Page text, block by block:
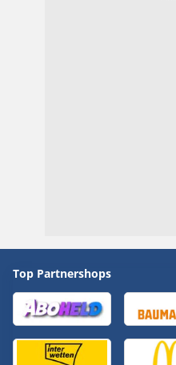
Top Partnershops